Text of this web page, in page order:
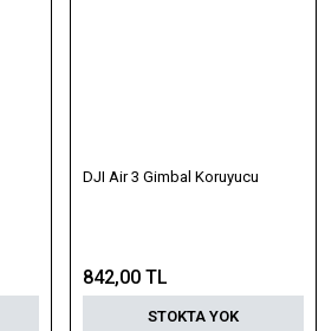
DJI Air 3 Gimbal Koruyucu
842,00 TL
STOKTA YOK